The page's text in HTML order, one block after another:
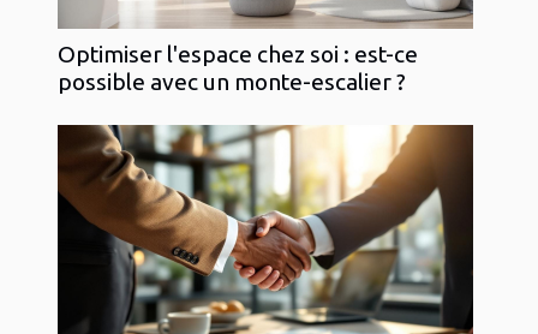
Optimiser l'espace chez soi : est-ce
possible avec un monte-escalier ?